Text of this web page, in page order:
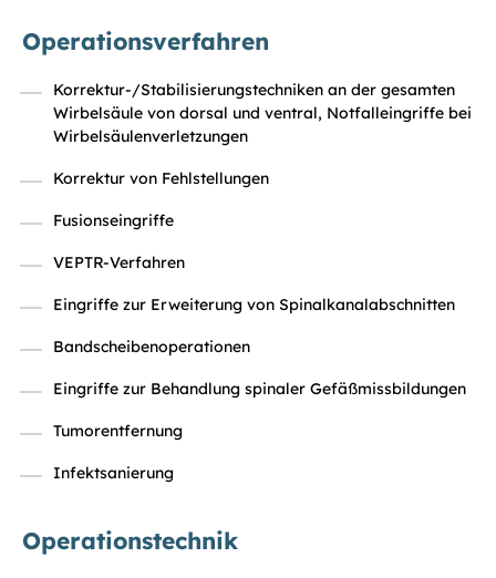
Operationsverfahren
Korrektur-/Stabilisierungstechniken an der gesamten
Wirbelsäule von dorsal und ventral, Notfalleingriffe bei
Wirbelsäulenverletzungen
Korrektur von Fehlstellungen
Fusionseingriffe
VEPTR-Verfahren
Eingriffe zur Erweiterung von Spinalkanalabschnitten
Bandscheibenoperationen
Eingriffe zur Behandlung spinaler Gefäßmissbildungen
Tumorentfernung
Infektsanierung
Operationstechnik